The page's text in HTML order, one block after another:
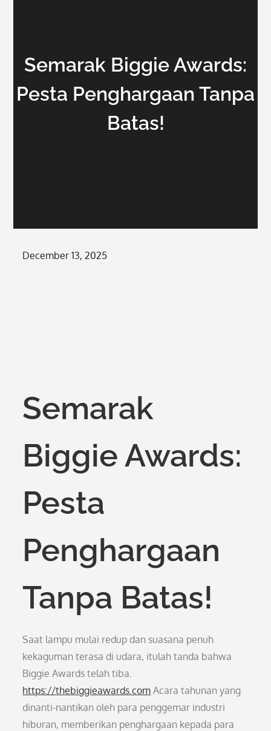
Semarak Biggie Awards:
Pesta Penghargaan Tanpa
Batas!
Posted
December 13, 2025
Semarak
Biggie Awards:
Pesta
Penghargaan
Tanpa Batas!
Saat lampu mulai redup dan suasana penuh
kekaguman terasa di udara, itulah tanda bahwa
Biggie Awards telah tiba.
https://thebiggieawards.com Acara tahunan yang
dinanti-nantikan oleh para penggemar industri
hiburan, memberikan penghargaan kepada para